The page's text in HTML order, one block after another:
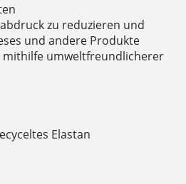
zu reduzieren und
und andere Produkte
umweltfreundlicherer
Elastan